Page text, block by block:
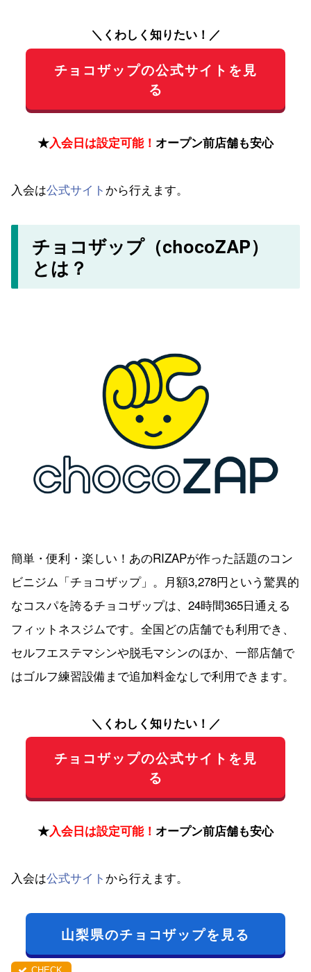
＼くわしく知りたい！／
チョコザップの公式サイトを見
る
★入会日は設定可能！ オープン前店舗も安心
入会は公式サイト から行えます。
チョコザップ（chocoZAP）
とは？
簡単・便利・楽しい！あのRIZAPが作った話題のコン
ビニジム「チョコザップ」。月額3,278円という驚異的
なコスパを誇るチョコザップは、24時間365日通える
フィットネスジムです。全国どの店舗でも利用でき、
セルフエステマシンや脱毛マシンのほか、一部店舗で
はゴルフ練習設備まで追加料金なしで利用できます。
＼くわしく知りたい！／
チョコザップの公式サイトを見
る
★入会日は設定可能！ オープン前店舗も安心
入会は公式サイト から行えます。
山梨県のチョコザップを見る